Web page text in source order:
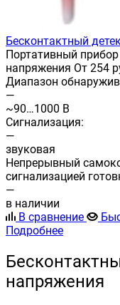
Бесконтактный
Портативный
напряжения От 254
Диапазон
—
~90…1000 В
Сигнализация:
—
звуковая
Непрерывный
сигнализацией
—
в наличии
В сравнение
Подробнее
напряжения